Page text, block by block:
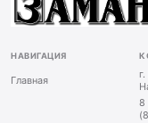
НАВИГАЦИЯ
Главная
8